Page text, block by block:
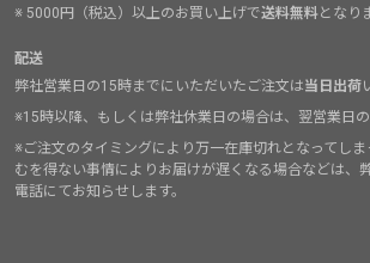
※ 5000円（税込）以上のお買い上げで送料無料となり
配送
弊社営業日の15時までにいただいたご注文は当日出荷
※15時以降、もしくは弊社休業日の場合は、翌営業日の
※ご注文のタイミングにより万一在庫切れとなってし
むを得ない事情によりお届けが遅くなる場合などは、
電話にてお知らせします。